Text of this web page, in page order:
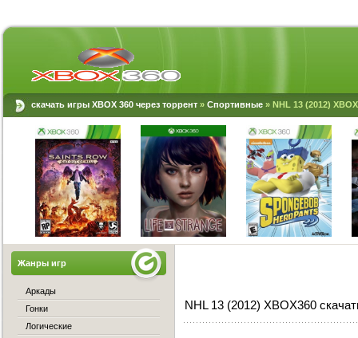
скачать игры XBOX 360 через торрент » Спортивные » NHL 13 (2012)
NHL 13 (2012) XBOX360
Жанры игр
Аркады
Гонки
Логические